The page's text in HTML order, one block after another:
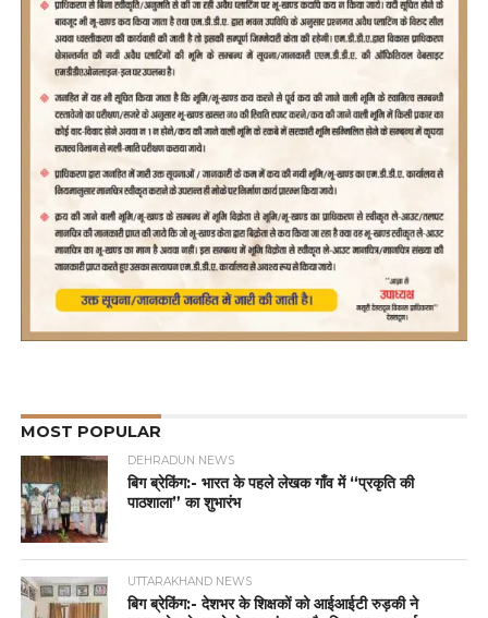
MOST POPULAR
DEHRADUN NEWS
बिग ब्रेकिंग:- भारत के पहले लेखक गाँव में “प्रकृति की
पाठशाला” का शुभारंभ
UTTARAKHAND NEWS
बिग ब्रेकिंग:- देशभर के शिक्षकों को आईआईटी रुड़की ने